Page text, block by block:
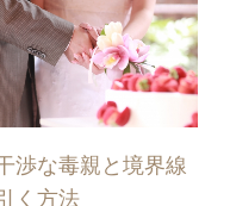
渉な毒親と境界線
く方法